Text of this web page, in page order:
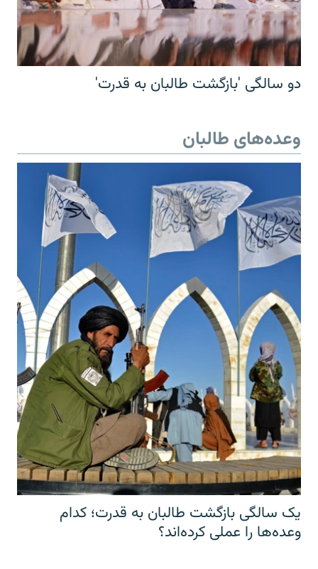
دو سالگی 'بازگشت طالبان به قدرت'
وعده‌های طالبان
یک سالگی بازگشت طالبان به قدرت؛ کدام
وعده‌ها را عملی کرده‌اند؟